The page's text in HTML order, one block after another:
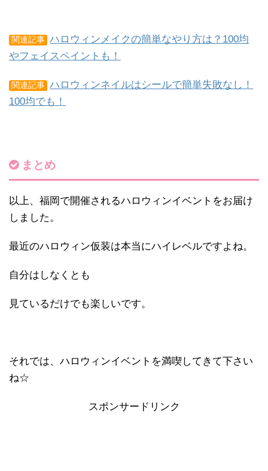
関連記事 ハロウィンメイクの簡単なやり方は？100均
やフェイスペイントも！
関連記事 ハロウィンネイルはシールで簡単失敗なし！
100均でも！
まとめ
以上、福岡で開催されるハロウィンイベントをお届け
しました。
最近のハロウィン仮装は本当にハイレベルですよね。
自分はしなくとも
見ているだけでも楽しいです。
それでは、ハロウィンイベントを満喫してきて下さい
ね☆
スポンサードリンク